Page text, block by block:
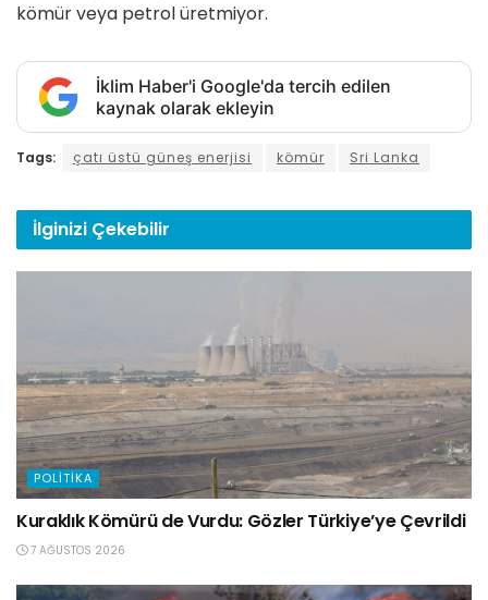
kömür veya petrol üretmiyor.
İklim Haber'i Google'da tercih edilen
kaynak olarak ekleyin
Tags: çatı üstü güneş enerjisi kömür Sri Lanka
İlginizi Çekebilir
POLITIKA
Kuraklık Kömürü de Vurdu: Gözler Türkiye’ye Çevrildi
7 AĞUSTOS 2026